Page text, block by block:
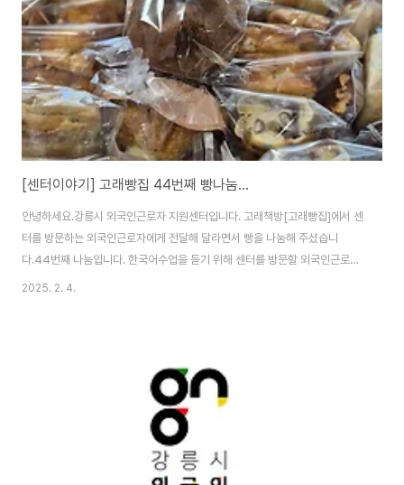
는 방법도 알려주었습니다. 성인과는 차이가 있어서 물어보길 잘 할 것 같습니
다. 다음에는 초기화재 진압의 핵심, 소화기 사용방법을..
[센터이야기] 고래빵집 44번째 빵나눔...
안녕하세요.강릉시 외국인근로자 지원센터입니다. 고래책방[고래빵집]에서 센
터를 방문하는 외국인근로자에게 전달해 달라면서 빵을 나눔해 주셨습니
다.44번째 나눔입니다. 한국어수업을 듣기 위해 센터를 방문할 외국인근로자
와 함께 나눠 먹겠습니다. 늘 감사합니다.
2025. 2. 4.